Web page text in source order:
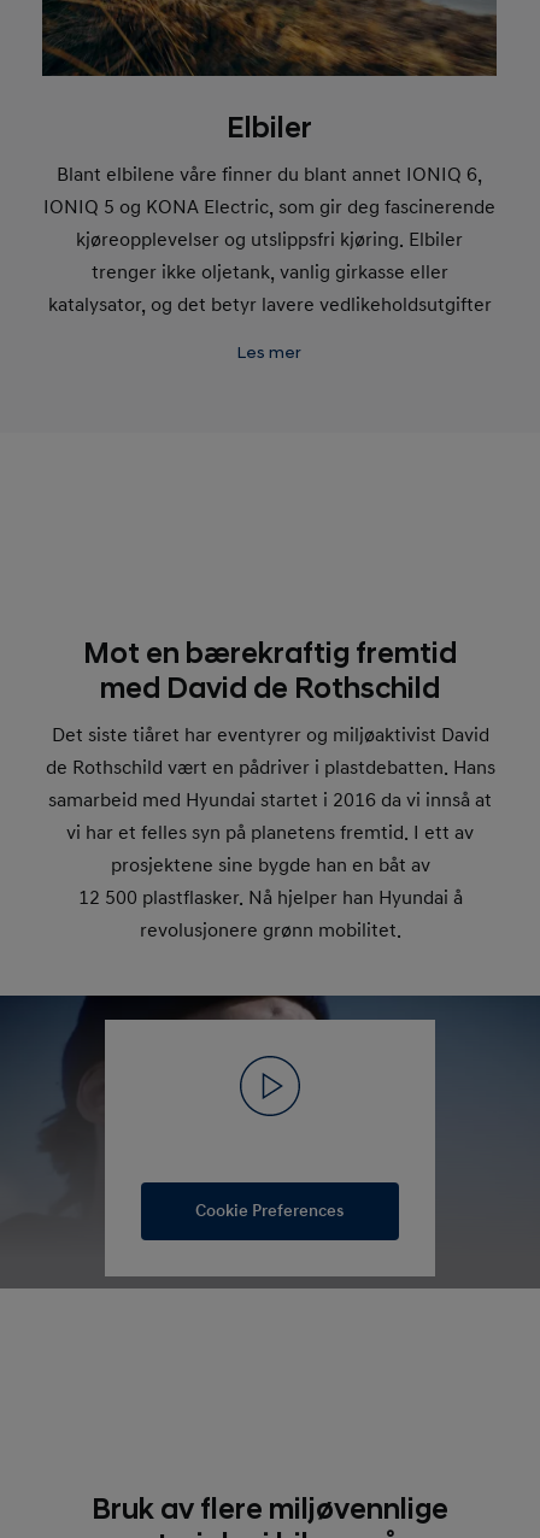
Elbiler
Blant elbilene våre finner du blant annet IONIQ 6,
IONIQ 5 og KONA Electric, som gir deg fascinerende
kjøreopplevelser og utslippsfri kjøring. Elbiler
trenger ikke oljetank, vanlig girkasse eller
katalysator, og det betyr lavere vedlikeholdsutgifter
Les mer
Mot en bærekraftig fremtid
med David de Rothschild
Det siste tiåret har eventyrer og miljøaktivist David
de Rothschild vært en pådriver i plastdebatten. Hans
samarbeid med Hyundai startet i 2016 da vi innså at
vi har et felles syn på planetens fremtid. I ett av
prosjektene sine bygde han en båt av
12 500 plastflasker. Nå hjelper han Hyundai å
revolusjonere grønn mobilitet.
Cookie Preferences
Bruk av flere miljøvennlige